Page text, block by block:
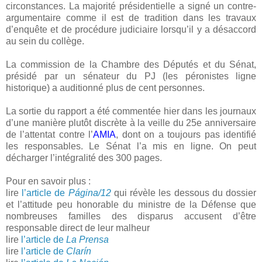
circonstances. La majorité présidentielle a signé un contre-
argumentaire comme il est de tradition dans les travaux
d’enquête et de procédure judiciaire lorsqu’il y a désaccord
au sein du collège.
La commission de la Chambre des Députés et du Sénat,
présidé par un sénateur du PJ (les péronistes ligne
historique) a auditionné plus de cent personnes.
La sortie du rapport a été commentée hier dans les journaux
d’une manière plutôt discrète à la veille du 25e anniversaire
de l’attentat contre l’AMIA, dont on a toujours pas identifié
les responsables. Le Sénat l’a mis en ligne. On peut
décharger l’intégralité des 300 pages.
Pour en savoir plus :
lire l’article de Página/12qui révèle les dessous du dossier
et l’attitude peu honorable du ministre de la Défense que
nombreuses familles des disparus accusent d’être
responsable direct de leur malheur
lire l’article de La Prensa
lire l’article de Clarín